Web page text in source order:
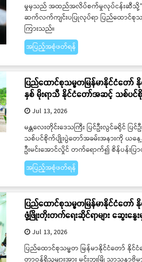
မှုမှသည် အထည်အလိပ်စက်မှုလုပ်ငန်းဆီသို့” ဆွေ
ဆက်လက်ကျင်းပပြုလုပ်ရာ ပြည်ထောင်စုသမ္
ကြားသည်။
အပြည့်အစုံဖတ်ရန်
ပြည်ထောင်စုသမ္မတမြန်မာနိုင်ငံတော်
နှစ် မိုးရာသီ နိုင်ငံတော်အဆင့် သစ်ပင်စို
Jul 13, 2026
မန္တလေးတိုင်းဒေသကြီး ပြင်ဦးလွင်ခရိုင်
သစ်ပင်စိုက်ပျိုးပွဲတော်အခမ်းအနားကို ယနေ့
ဦးမင်းအောင်လှိုင် တက်ရောက်၍ စိန်ပန်းပြ
အပြည့်အစုံဖတ်ရန်
ပြည်ထောင်စုသမ္မတမြန်မာနိုင်ငံတော်
ဖွံ့ဖြိုးတိုးတက်ရေးဆိုင်ရာများ ဆွေးနွေး
Jul 13, 2026
ပြည်ထောင်စုသမ္မတ မြန်မာနိုင်ငံတော် နိုင်
တာဝန်ရှိသူများအား မင်းဘူးမြို့သာသနာ့